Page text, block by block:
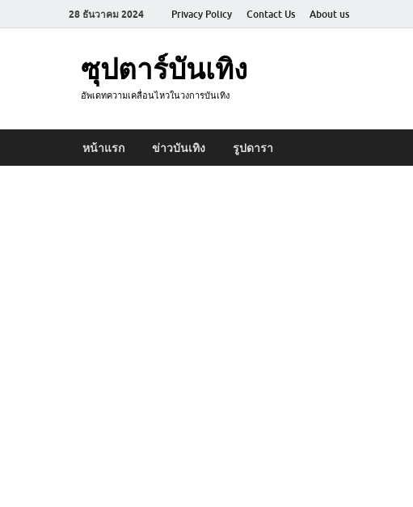
28 ธันวาคม 2024 Privacy Policy Contact Us About us
ซุปตาร์บันเทิง
อัพเดทความเคลื่อนไหวในวงการบันเทิง
หน้าแรก ข่าวบันเทิง รูปดารา